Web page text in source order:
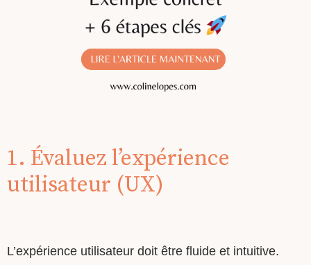
1. Évaluez l’expérience
utilisateur (UX)
L’expérience utilisateur doit être fluide et intuitive.